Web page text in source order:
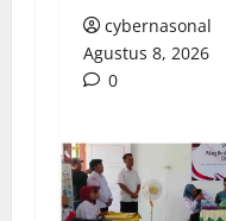
cybernasonal
Agustus 8, 2026
0